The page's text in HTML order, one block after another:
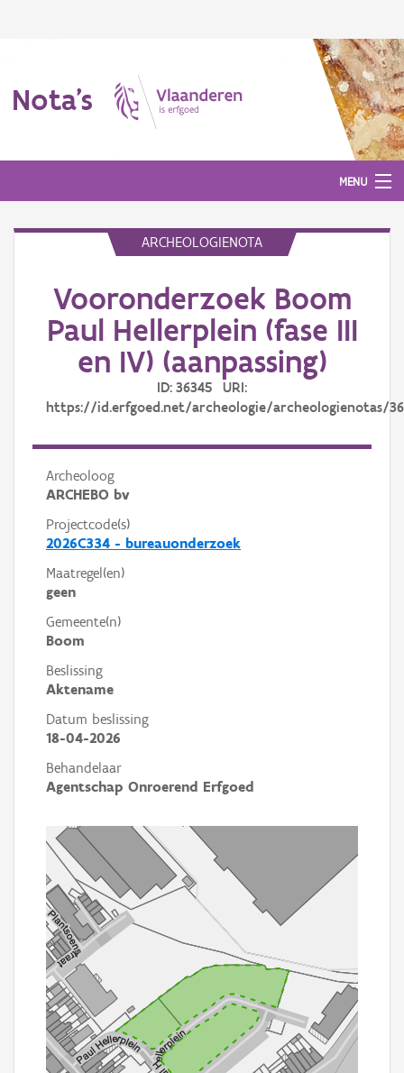
Nota's
MENU
Aanmelden
ARCHEOLOGIENOTA
Vooronderzoek Boom
Paul Hellerplein (fase III
en IV) (aanpassing)
ID: 36345 URI:
https://id.erfgoed.net/archeologie/archeologienotas/
Archeoloog
ARCHEBO bv
Projectcode(s)
2026C334 - bureauonderzoek
Maatregel(en)
geen
Gemeente(n)
Boom
Beslissing
Aktename
Datum beslissing
18-04-2026
Behandelaar
Agentschap Onroerend Erfgoed